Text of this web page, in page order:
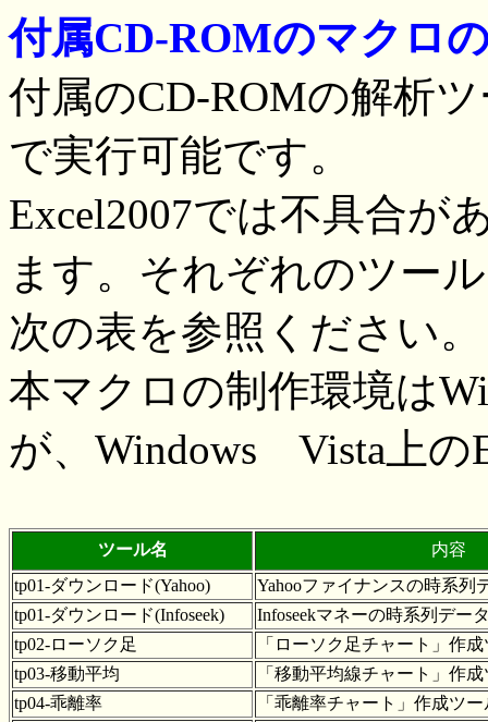
付属CD-ROMのマクロ
付属のCD-ROMの解析ツ
で実行可能です。
Excel2007では不具合が
ます。それぞれのツー
次の表を参照ください。
本マクロの制作環境は
が、Windows Vista上の
ツール名
内容
tp01-ダウンロード(Yahoo)
Yahooファイナンスの時系列
tp01-ダウンロード(Infoseek)
Infoseekマネーの時系列デー
tp02-ローソク足
「ローソク足チャート」作
tp03-移動平均
「移動平均線チャート」作
tp04-乖離率
「乖離率チャート」作成ツー